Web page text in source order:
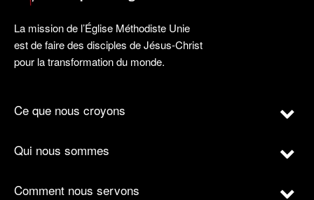
La mission de l’Église Méthodiste Unie
est de faire des disciples de Jésus-Christ
pour la transformation du monde.
Ce que nous croyons
Qui nous sommes
Comment nous servons